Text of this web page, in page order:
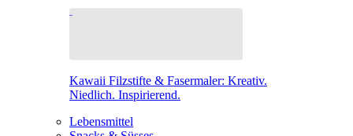
Kawaii Filzstifte & Fasermaler: Kreativ.
Niedlich. Inspirierend.
Lebensmittel